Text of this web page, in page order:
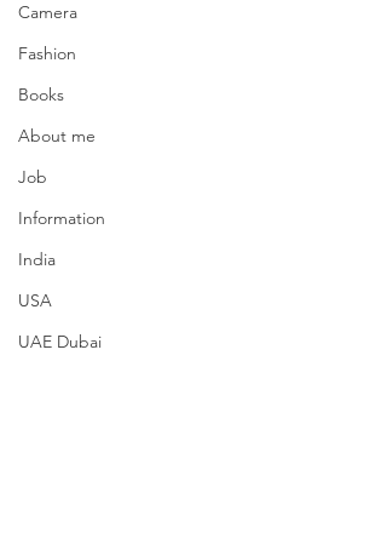
Camera
Fashion
Books
About me
Job
Information
India
USA
UAE Dubai